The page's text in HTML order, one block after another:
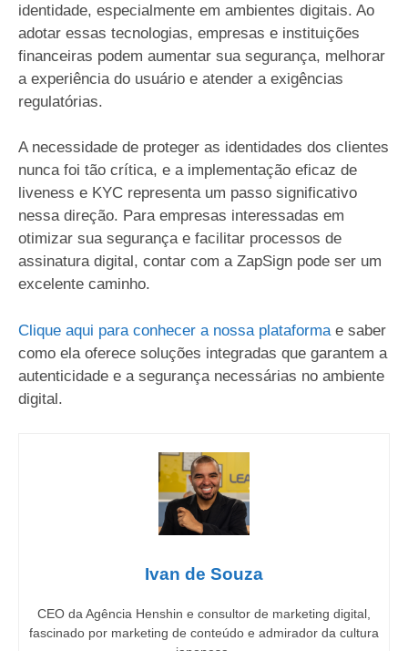
identidade, especialmente em ambientes digitais. Ao
adotar essas tecnologias, empresas e instituições
financeiras podem aumentar sua segurança, melhorar
a experiência do usuário e atender a exigências
regulatórias.
A necessidade de proteger as identidades dos clientes
nunca foi tão crítica, e a implementação eficaz de
liveness e KYC representa um passo significativo
nessa direção. Para empresas interessadas em
otimizar sua segurança e facilitar processos de
assinatura digital, contar com a ZapSign pode ser um
excelente caminho.
Clique aqui para conhecer a nossa plataforma e saber
como ela oferece soluções integradas que garantem a
autenticidade e a segurança necessárias no ambiente
digital.
Ivan de Souza
CEO da Agência Henshin e consultor de marketing digital,
fascinado por marketing de conteúdo e admirador da cultura